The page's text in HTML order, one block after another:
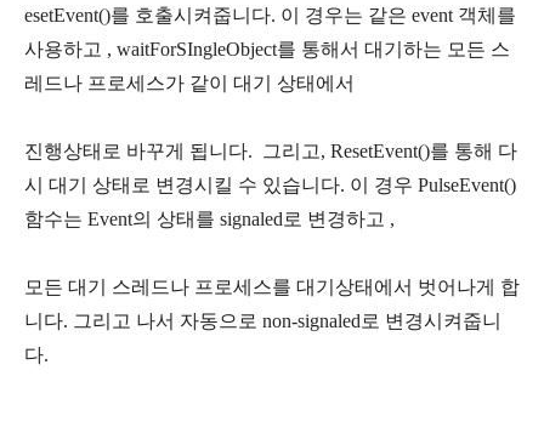
esetEvent()를 호출시켜줍니다. 이 경우는 같은 event 객체를
사용하고 , waitForSIngleObject를 통해서 대기하는 모든 스
레드나 프로세스가 같이 대기 상태에서
진행상태로 바꾸게 됩니다. 그리고, ResetEvent()를 통해 다
시 대기 상태로 변경시킬 수 있습니다. 이 경우 PulseEvent()
함수는 Event의 상태를 signaled로 변경하고 ,
모든 대기 스레드나 프로세스를 대기상태에서 벗어나게 합
니다. 그리고 나서 자동으로 non-signaled로 변경시켜줍니
다.